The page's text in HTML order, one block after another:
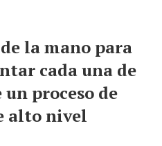
la mano para
cada una de
proceso de
alto nivel